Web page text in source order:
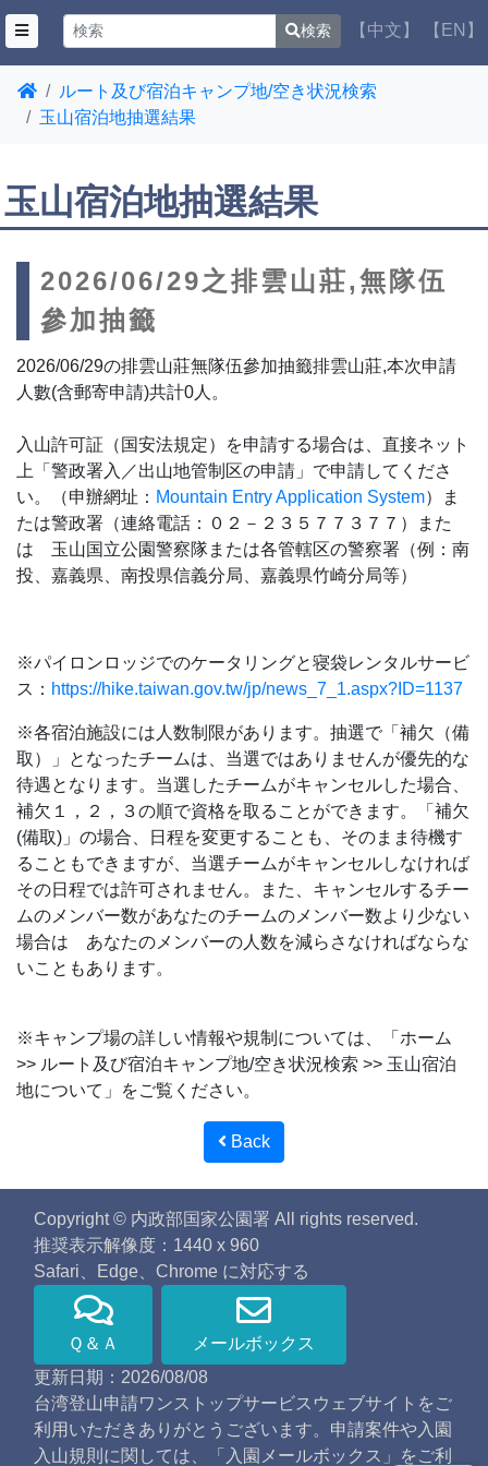
検索 【中文】 【EN】
ルート及び宿泊キャンプ地/空き状況検索
玉山宿泊地抽選結果
玉山宿泊地抽選結果
2026/06/29之排雲山莊,無隊伍
參加抽籤
2026/06/29の排雲山莊無隊伍參加抽籤排雲山莊,本次申請
人數(含郵寄申請)共計0人。
入山許可証（国安法規定）を申請する場合は、直接ネット
上「警政署入／出山地管制区の申請」で申請してくださ
い。（申辦網址： Mountain Entry Application System）ま
たは警政署（連絡電話：０２－２３５７７３７７）また
は 玉山国立公園警察隊または各管轄区の警察署（例：南
投、嘉義県、南投県信義分局、嘉義県竹崎分局等）
※パイロンロッジでのケータリングと寝袋レンタルサービ
ス： https://hike.taiwan.gov.tw/jp/news_7_1.aspx?ID=1137
※各宿泊施設には人数制限があります。抽選で「補欠（備
取）」となったチームは、当選ではありませんが優先的な
待遇となります。当選したチームがキャンセルした場合、
補欠１，２，３の順で資格を取ることができます。「補欠
(備取)」の場合、日程を変更することも、そのまま待機す
ることもできますが、当選チームがキャンセルしなければ
その日程では許可されません。また、キャンセルするチー
ムのメンバー数があなたのチームのメンバー数より少ない
場合は あなたのメンバーの人数を減らさなければならな
いこともあります。
※キャンプ場の詳しい情報や規制については、「ホーム
>> ルート及び宿泊キャンプ地/空き状況検索 >> 玉山宿泊
地について」をご覧ください。
Back
Copyright © 内政部国家公園署 All rights reserved.
推奨表示解像度：1440 x 960
Safari、Edge、Chrome に対応する
Ｑ＆Ａ
メールボックス
更新日期：2026/08/08
台湾登山申請ワンストップサービスウェブサイトをご
利用いただきありがとうございます。申請案件や入園
入山規則に関しては、「入園メールボックス」をご利